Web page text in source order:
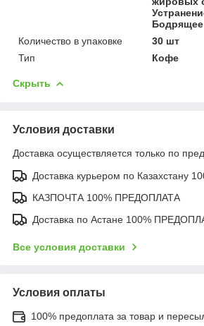
Бодрящее
Количество в упаковке
30 шт
Тип
Кофе
Скрыть
Условия доставки
Доставка осуществляется только по
Доставка курьером по Казахстану
КАЗПОЧТА 100% ПРЕДОПЛАТА
Доставка по Астане 100%
Все условия доставки
Условия оплаты
100% предоплата за товар и